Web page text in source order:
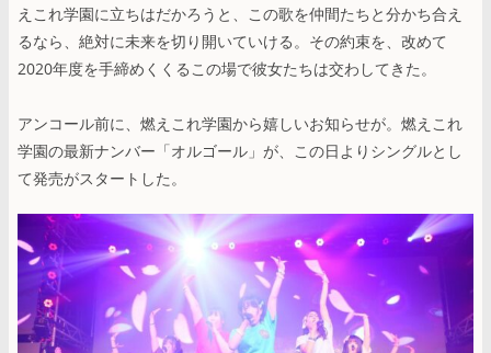
えこれ学園に立ちはだかろうと、この歌を仲間たちと分かち合え
るなら、絶対に未来を切り開いていける。その約束を、改めて
2020年度を手締めくくるこの場で彼女たちは交わしてきた。
アンコール前に、燃えこれ学園から嬉しいお知らせが。燃えこれ
学園の最新ナンバー「オルゴール」が、この日よりシングルとし
て発売がスタートした。